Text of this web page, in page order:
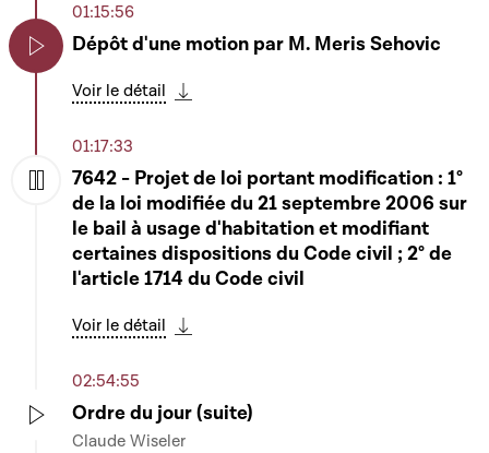
01:15:56
Dépôt d'une motion par M. Meris Sehovic
Voir le détail
01:17:33
7642 - Projet de loi portant modification : 1°
de la loi modifiée du 21 septembre 2006 sur
le bail à usage d'habitation et modifiant
certaines dispositions du Code civil ; 2° de
l'article 1714 du Code civil
Voir le détail
02:54:55
Ordre du jour (suite)
Claude Wiseler